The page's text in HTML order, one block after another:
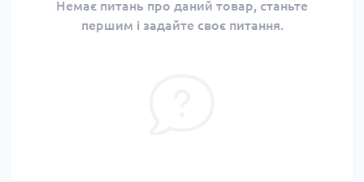
Немає питань про даний товар, станьте
першим і задайте своє питання.